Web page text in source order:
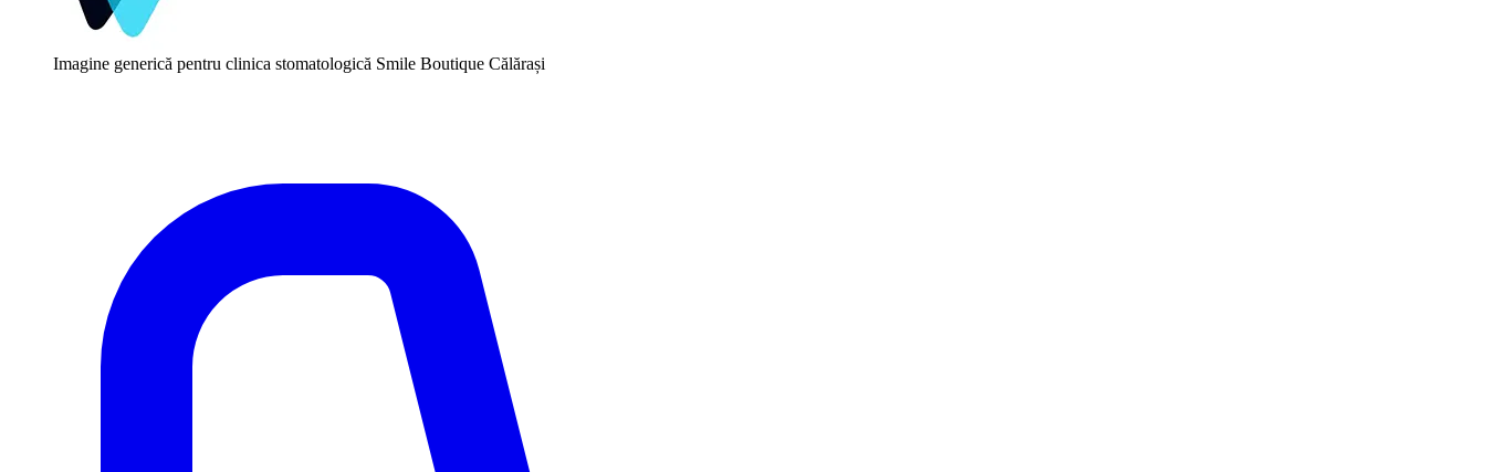
Imagine generică pentru clinica stomatologică Smile Boutique Călărași